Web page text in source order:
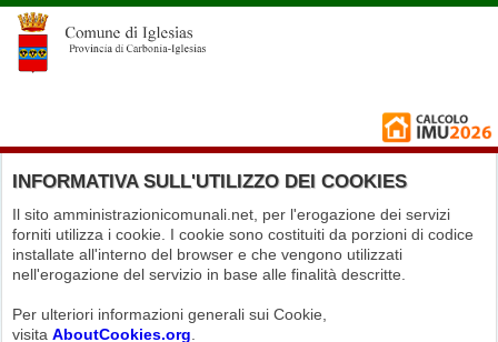
INFORMATIVA SULL'UTILIZZO DEI COOKIES
Il sito amministrazionicomunali.net, per l'erogazione dei servizi
forniti utilizza i cookie. I cookie sono costituiti da porzioni di codice
installate all'interno del browser e che vengono utilizzati
nell'erogazione del servizio in base alle finalità descritte.
Per ulteriori informazioni generali sui Cookie,
visita AboutCookies.org